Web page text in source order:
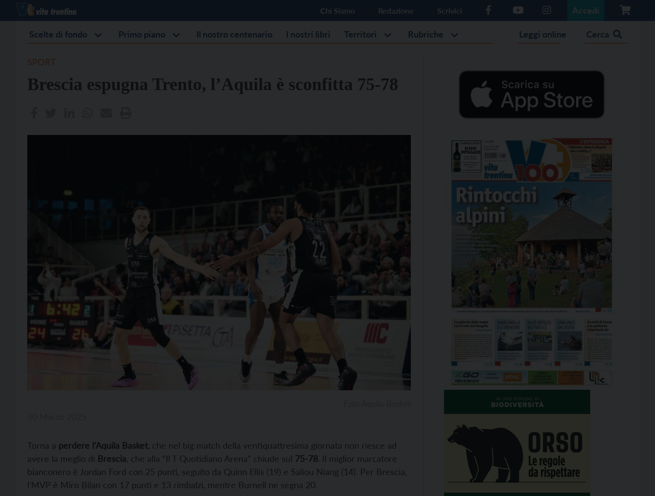
Chi Siamo Redazione Scrivici Accedi
Scelte di fondo Primo piano Il nostro centenario I nostri libri Territori Rubriche Leggi online Cerca
Brescia espugna Trento, l’Aquila è sconfitta 75-78
Torna a perdere l’Aquila Basket, che nel big match della ventiquattresima giornata non riesce ad
avere la meglio di Brescia , che alla “Il T Quotidiano Arena” chiude sul 75-78. Il miglior marcatore
bianconero è Jordan Ford con 25 punti, seguito da Quinn Ellis (19) e Saliou Niang (14). Per Brescia,
l’MVP è Miro Bilan con 17 punti e 13 rimbalzi, mentre Burnell ne segna 20.